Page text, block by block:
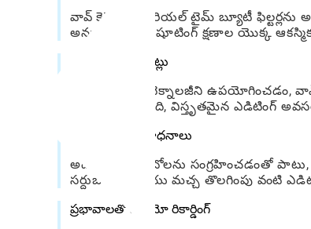
వావ్ కెమెరా 30 రియల్ టైమ్ బ్యూటీ ఫిల్టర్లను
అనుమతిస్తుంది, షూటింగ్ క్షణాల యొక్క
AI- నడిచే సర్దుబాట్లు
అధునాతన AI టెక్నాలజీని ఉపయోగించడం,
సర్దుబాటు చేస్తుంది, విస్తృతమైన ఎడిటింగ్
ఫోటో ఎడిటింగ్ సాధనాలు
అద్భుతమైన ఫోటోలను సంగ్రహించడంతో
సర్దుబాట్లు మరియు మచ్చ తొలగింపు వంటి
ప్రభావాలతో వీడియో రికార్డింగ్